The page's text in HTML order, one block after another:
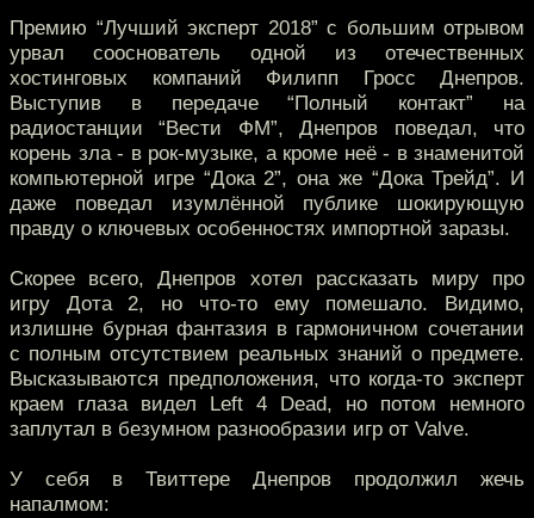
Премию “Лучший эксперт 2018” с большим отрывом
урвал сооснователь одной из отечественных
хостинговых компаний Филипп Гросс Днепров.
Выступив в передаче “Полный контакт” на
радиостанции “Вести ФМ”, Днепров поведал, что
корень зла - в рок-музыке, а кроме неё - в знаменитой
компьютерной игре “Дока 2”, она же “Дока Трейд”. И
даже поведал изумлённой публике шокирующую
правду о ключевых особенностях импортной заразы.
Скорее всего, Днепров хотел рассказать миру про
игру Дота 2, но что-то ему помешало. Видимо,
излишне бурная фантазия в гармоничном сочетании
с полным отсутствием реальных знаний о предмете.
Высказываются предположения, что когда-то эксперт
краем глаза видел Left 4 Dead, но потом немного
заплутал в безумном разнообразии игр от Valve.
У себя в Твиттере Днепров продолжил жечь
напалмом: